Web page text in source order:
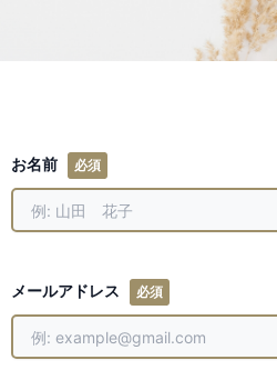
お名前 必須
メールアドレス 必須